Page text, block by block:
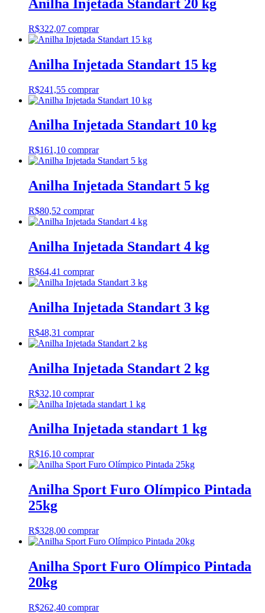
Anilha Injetada Standart 20 kg
R$322,07 comprar
Anilha Injetada Standart 15 kg
R$241,55 comprar
Anilha Injetada Standart 10 kg
R$161,10 comprar
Anilha Injetada Standart 5 kg
R$80,52 comprar
Anilha Injetada Standart 4 kg
R$64,41 comprar
Anilha Injetada Standart 3 kg
R$48,31 comprar
Anilha Injetada Standart 2 kg
R$32,10 comprar
Anilha Injetada standart 1 kg
R$16,10 comprar
Anilha Sport Furo Olímpico Pintada
25kg
R$328,00 comprar
Anilha Sport Furo Olímpico Pintada
20kg
R$262,40 comprar